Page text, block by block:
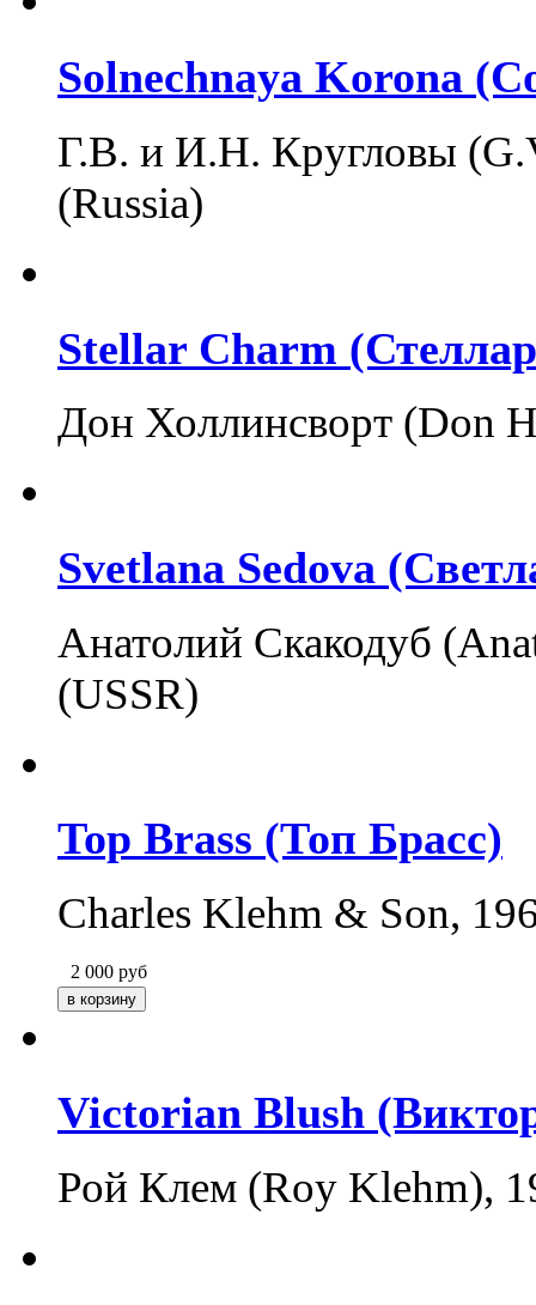
Solnechnaya Korona
Г.В. и И.Н. Кругловы
(Russia)
Stellar Charm
Дон Холлинсворт (Don
Svetlana Sedova
Анатолий Скакодуб
(USSR)
Top Brass (Топ Брасс)
Charles Klehm & Son,
2 000 руб
Victorian Blush
Рой Клем (Roy Klehm),